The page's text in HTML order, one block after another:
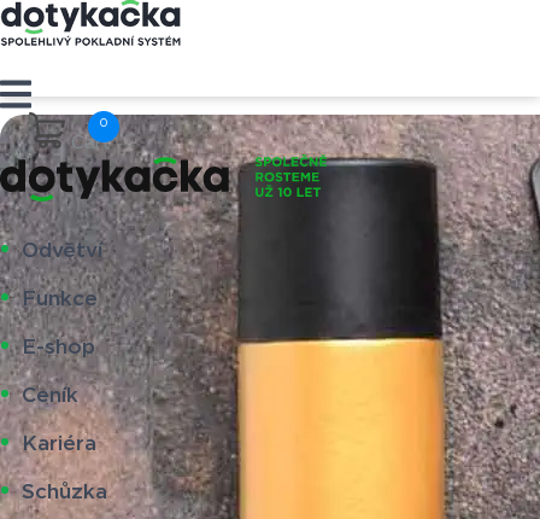
Cart
Odvětví
Funkce
E-shop
Ceník
Kariéra
Schůzka